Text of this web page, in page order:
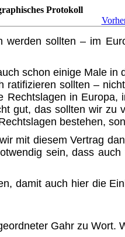
Protokoll
sollten – im
schon einige Male
sollten –
in
gut, das sollten wir
bestehen,
mit diesem Vertrag
sein, dass
damit auch hier die
Gahr zu Wort.